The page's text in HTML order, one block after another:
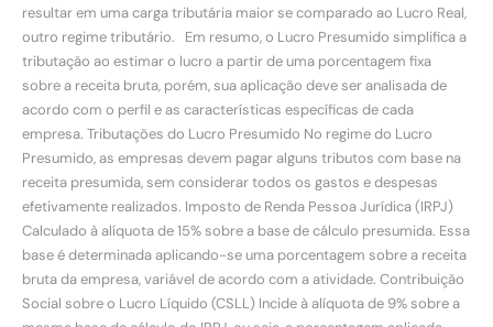
resultar em uma carga tributária maior se comparado ao Lucro Real,
outro regime tributário. Em resumo, o Lucro Presumido simplifica a
tributação ao estimar o lucro a partir de uma porcentagem fixa
sobre a receita bruta, porém, sua aplicação deve ser analisada de
acordo com o perfil e as características específicas de cada
empresa. Tributações do Lucro Presumido No regime do Lucro
Presumido, as empresas devem pagar alguns tributos com base na
receita presumida, sem considerar todos os gastos e despesas
efetivamente realizados. Imposto de Renda Pessoa Jurídica (IRPJ)
Calculado à alíquota de 15% sobre a base de cálculo presumida. Essa
base é determinada aplicando-se uma porcentagem sobre a receita
bruta da empresa, variável de acordo com a atividade. Contribuição
Social sobre o Lucro Líquido (CSLL) Incide à alíquota de 9% sobre a